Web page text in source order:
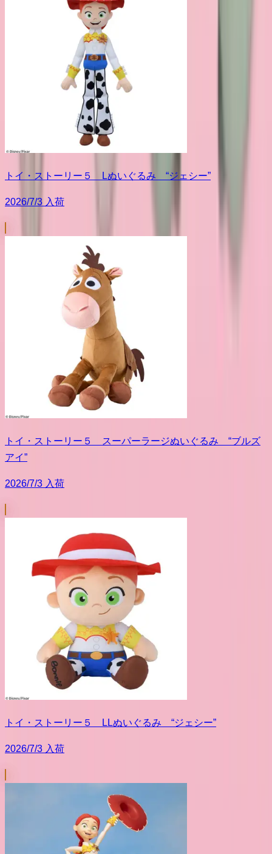
トイ・ストーリー５ Lぬいぐるみ “ジェシー”
2026/7/3 入荷
トイ・ストーリー５ スーパーラージぬいぐるみ “ブルズ
アイ”
2026/7/3 入荷
トイ・ストーリー５ LLぬいぐるみ “ジェシー”
2026/7/3 入荷